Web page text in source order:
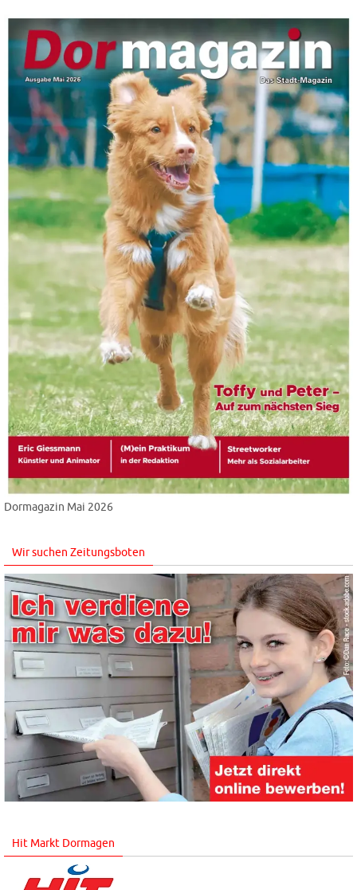
Dormagazin Mai 2026
Wir suchen Zeitungsboten
Hit Markt Dormagen